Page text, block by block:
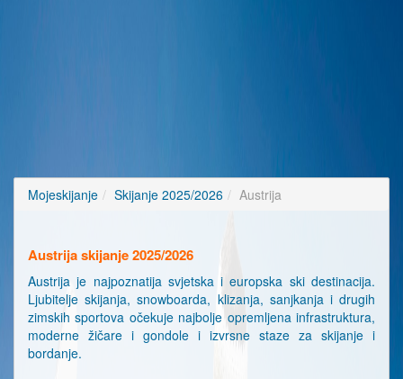
Mojeskijanje Skijanje 2025/2026 Austrija
Austrija skijanje 2025/2026
Austrija je najpoznatija svjetska i europska ski destinacija.
Ljubitelje skijanja, snowboarda, klizanja, sanjkanja i drugih
zimskih sportova očekuje najbolje opremljena infrastruktura,
moderne žičare i gondole i izvrsne staze za skijanje i
bordanje.